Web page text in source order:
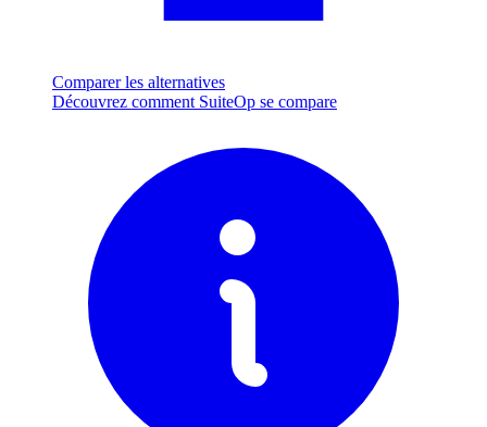
Comparer les alternatives
Découvrez comment SuiteOp se compare